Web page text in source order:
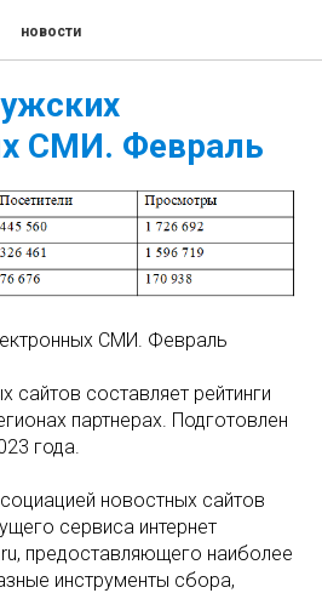
новости
СМИ. Февраль
СМИ. Февраль
сайтов составляет рейтинги
партнерах. Подготовлен
года.
новостных сайтов
сервиса интернет
предоставляющего наиболее
инструменты сбора,